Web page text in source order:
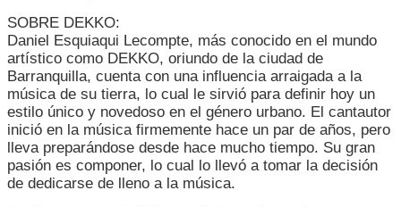
SOBRE DEKKO:
Daniel Esquiaqui Lecompte, más conocido en el mundo
artístico como DEKKO, oriundo de la ciudad de
Barranquilla, cuenta con una influencia arraigada a la
música de su tierra, lo cual le sirvió para definir hoy un
estilo único y novedoso en el género urbano. El cantautor
inició en la música firmemente hace un par de años, pero
lleva preparándose desde hace mucho tiempo. Su gran
pasión es componer, lo cual lo llevó a tomar la decisión
de dedicarse de lleno a la música.